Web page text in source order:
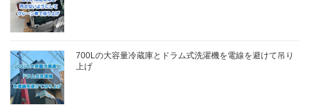
700Lの大容量冷蔵庫とドラム式洗濯機を電線を避けて吊り
上げ